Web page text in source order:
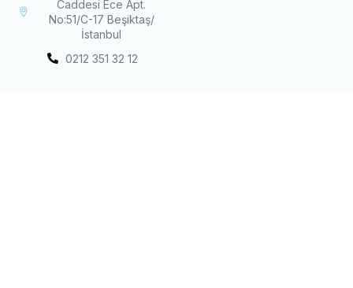
Caddesi Ece Apt.
No:51/C-17 Beşiktaş/
İstanbul
0212 351 32 12